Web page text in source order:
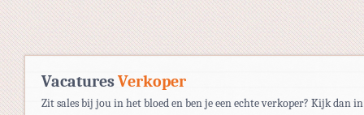
VacaturesVerkoper
Zit sales bij jou in het bloed en ben je een echte verkoper? Kijk dan